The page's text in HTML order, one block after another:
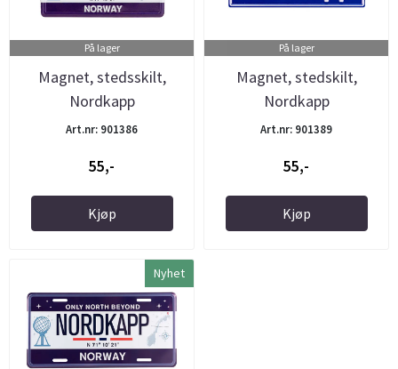
På lager
Magnet, stedsskilt,
Nordkapp
Art.nr: 901386
55,-
Kjøp
På lager
Magnet, stedskilt,
Nordkapp
Art.nr: 901389
55,-
Kjøp
Nyhet